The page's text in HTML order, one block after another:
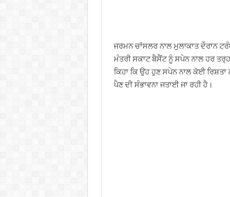
ਜਰਮਨ ਚਾਂਸਲਰ ਨਾਲ ਮੁਲਾਕਾਤ ਦੌਰਾਨ
ਮੰਤਰੀ ਸਕਾਟ ਬੈਸੈਂਟ ਨੂੰ ਸਪੇਨ ਨਾਲ ਹਰ
ਕਿਹਾ ਕਿ ਉਹ ਹੁਣ ਸਪੇਨ ਨਾਲ ਕੋਈ
ਪੈਣ ਦੀ ਸੰਭਾਵਨਾ ਜਤਾਈ ਜਾ ਰਹੀ ਹੈ।